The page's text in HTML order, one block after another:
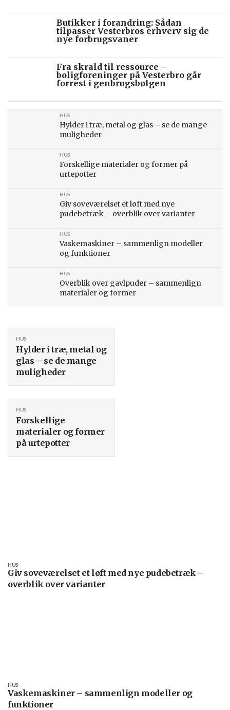
Butikker i forandring: Sådan
tilpasser Vesterbros erhverv sig de
nye forbrugsvaner
Fra skrald til ressource –
boligforeninger på Vesterbro går
forrest i genbrugsbølgen
Hylder i træ, metal og glas – se de mange
muligheder
HUS
Forskellige materialer og former på
urtepotter
HUS
Giv soveværelset et løft med nye
pudebetræk – overblik over varianter
HUS
Vaskemaskiner – sammenlign modeller
og funktioner
HUS
Overblik over gavlpuder – sammenlign
materialer og former
HUS
Hylder i træ, metal og
glas – se de mange
muligheder
HUS
Forskellige
materialer og former
på urtepotter
HUS
Giv soveværelset et løft med nye pudebetræk –
overblik over varianter
HUS
Vaskemaskiner – sammenlign modeller og
funktioner
HUS